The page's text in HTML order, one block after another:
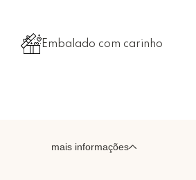
Embalado com carinho
mais informações